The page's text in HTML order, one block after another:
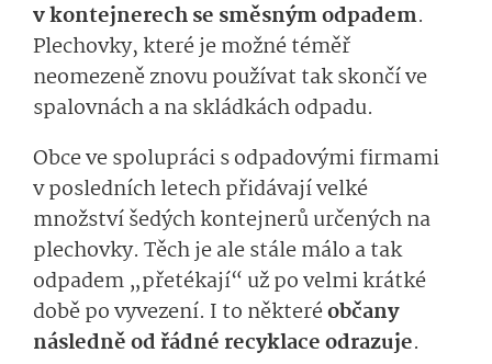
v kontejnerech se směsným odpadem.
Plechovky, které je možné téměř
neomezeně znovu používat tak skončí ve
spalovnách a na skládkách odpadu.
Obce ve spolupráci s odpadovými firmami
v posledních letech přidávají velké
množství šedých kontejnerů určených na
plechovky. Těch je ale stále málo a tak
odpadem „přetékají“ už po velmi krátké
době po vyvezení. I to některéobčany
následně od řádné recyklace odrazuje.